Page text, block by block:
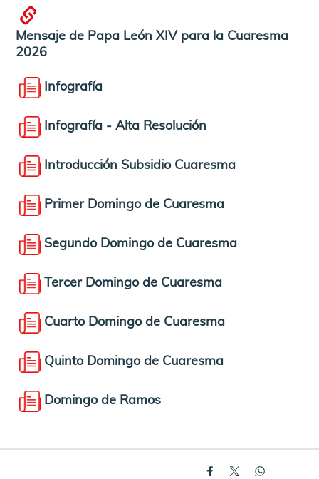
Mensaje de Papa León XIV para la Cuaresma
2026
Infografía
Infografía - Alta Resolución
Introducción Subsidio Cuaresma
Primer Domingo de Cuaresma
Segundo Domingo de Cuaresma
Tercer Domingo de Cuaresma
Cuarto Domingo de Cuaresma
Quinto Domingo de Cuaresma
Domingo de Ramos